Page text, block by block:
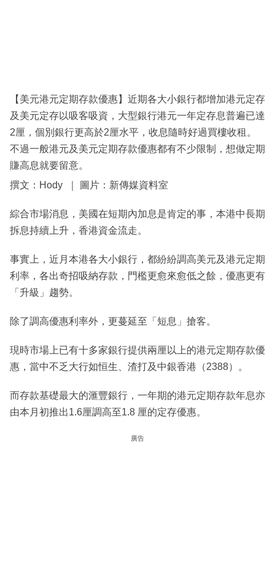
【美元港元定期存款優惠】近期各大小銀行都增加港元定存
及美元定存以吸客吸資，大型銀行港元一年定存息普遍已達
2厘，個別銀行更高於2厘水平，收息隨時好過買樓收租。
不過一般港元及美元定期存款優惠都有不少限制，想做定期
賺高息就要留意。
撰文：Hody ｜ 圖片：新傳媒資料室
綜合市場消息，美國在短期內加息是肯定的事，本港中長期
拆息持續上升，香港資金流走。
事實上，近月本港各大小銀行，都紛紛調高美元及港元定期
利率，各出奇招吸納存款，門檻更愈來愈低之餘，優惠更有
「升級」趨勢。
除了調高優惠利率外，更蔓延至「短息」搶客。
現時市場上已有十多家銀行提供兩厘以上的港元定期存款優
惠，當中不乏大行如恒生、渣打及中銀香港（2388）。
而存款基礎最大的滙豐銀行，一年期的港元定期存款年息亦
由本月初推出1.6厘調高至1.8 厘的定存優惠。
廣告